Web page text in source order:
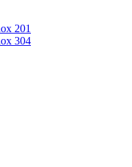
201
304